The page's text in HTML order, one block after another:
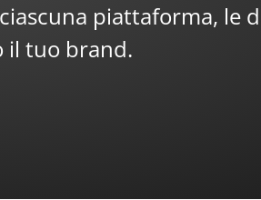
piattaforma, le
il tuo brand.